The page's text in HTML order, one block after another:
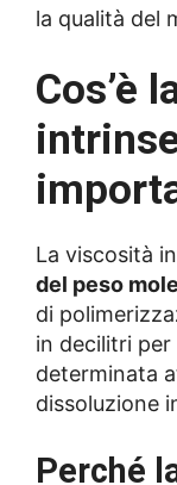
la qualità del
Cos’è
La viscosità
del peso
di
in decilitri
determinata
dissoluzione
Perché